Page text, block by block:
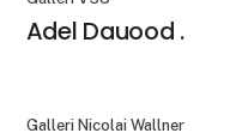
Adel Dauood .
Galleri Nicolai Wallner